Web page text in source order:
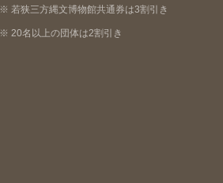
若狭三方縄文博物館共通券は3割引き
20名以上の団体は2割引き